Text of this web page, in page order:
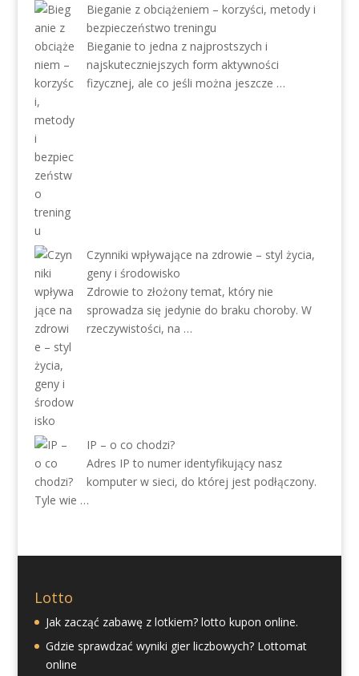
Bieganie z obciążeniem – korzyści, metody i
bezpieczeństwo treningu
Bieganie to jedna z najprostszych i
najskuteczniejszych form aktywności
fizycznej, ale co jeśli można jeszcze …
Czynniki wpływające na zdrowie – styl życia,
geny i środowisko
Zdrowie to złożony temat, który nie
sprowadza się jedynie do braku choroby. W
rzeczywistości, na …
IP – o co chodzi?
Adres IP to numer identyfikujący nasz
komputer w sieci, do której jest podłączony.
Tyle wie …
Lotto
Jak zacząć zabawę z lotkiem? lotto kupon online.
Gdzie sprawdzać wyniki gier liczbowych? Lottomat
online